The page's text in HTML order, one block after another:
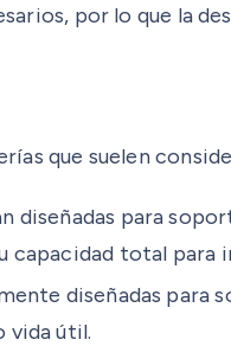
por lo que la
que suelen
diseñadas para
capacidad total para
diseñadas para
vida útil.